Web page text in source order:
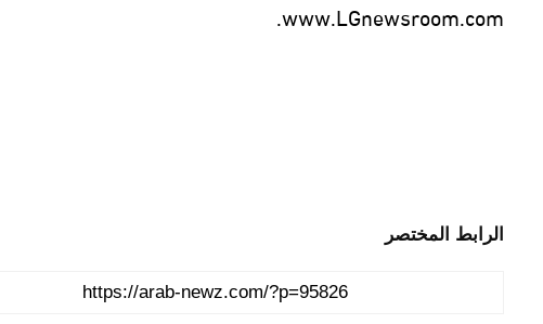
www.LGnewsroom.com.
الرابط المختصر